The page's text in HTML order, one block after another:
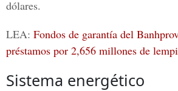
dólares.
LEA: Fondos de garantía del
préstamos por 2,656 millones de
Sistema energético